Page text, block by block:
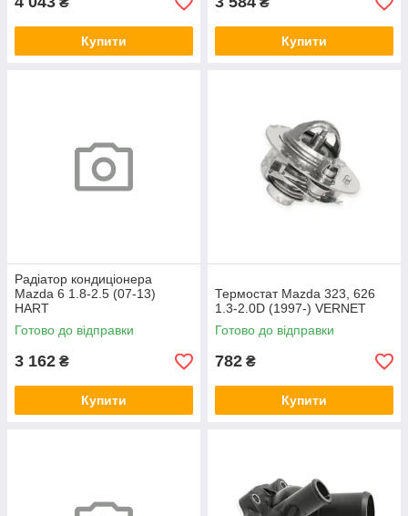
Купити Купити
Радіатор кондиціонера
Mazda 6 1.8-2.5 (07-13)
HART
Готово до відправки
3 162 ₴
Купити
Термостат Mazda 323, 626
1.3-2.0D (1997-) VERNET
Готово до відправки
782 ₴
Купити